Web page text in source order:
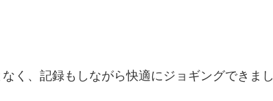
く、記録もしながら快適にジョギングできまし